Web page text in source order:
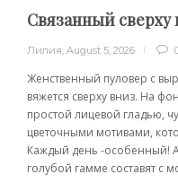
Связанный сверху
Лилия August 5, 2026
Женственный пуловер с
вяжется сверху вниз. На
простой лицевой гладью,
цветочными мотивами,
Каждый день -особенный!
голубой гамме составят